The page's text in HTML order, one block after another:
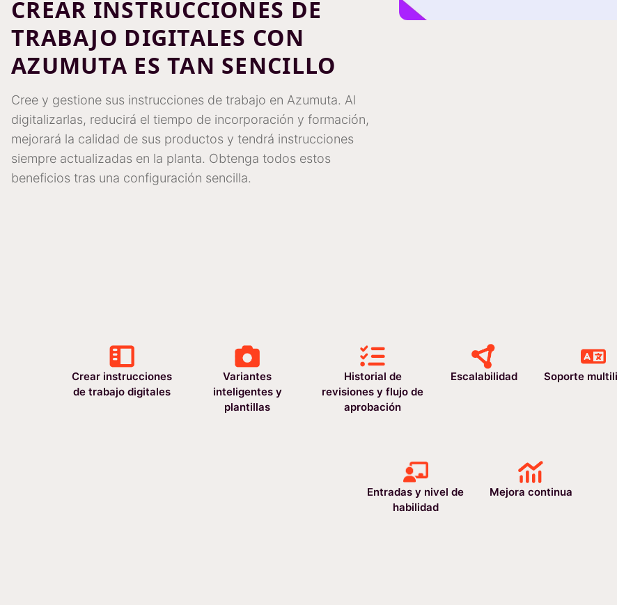
CREAR INSTRUCCIONES DE
TRABAJO DIGITALES CON
AZUMUTA ES TAN SENCILLO
Cree y gestione sus instrucciones de trabajo en Azumuta. Al
digitalizarlas, reducirá el tiempo de incorporación y formación,
mejorará la calidad de sus productos y tendrá instrucciones
siempre actualizadas en la planta. Obtenga todos estos
beneficios tras una configuración sencilla.
Crear instrucciones
de trabajo digitales
Variantes
inteligentes y
plantillas
Historial de
revisiones y flujo de
aprobación
Escalabilidad Soporte
Entradas y nivel de
habilidad
Mejora continua